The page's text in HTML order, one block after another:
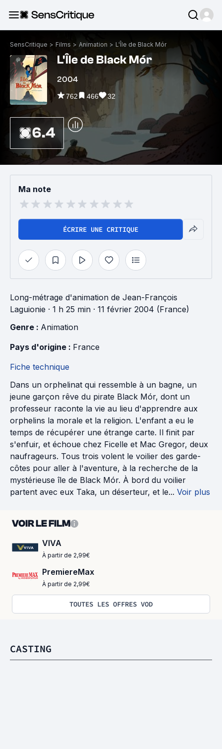
SensCritique > Films > Animation > L'Île de Black Mór
L'Île de Black Mór
2004
762 466 32
6.4
Ma note
ÉCRIRE UNE CRITIQUE
Long-métrage d'animation de Jean-François
Laguionie · 1 h 25 min · 11 février 2004 (France)
Genre : Animation
Pays d'origine : France
Fiche technique
Dans un orphelinat qui ressemble à un bagne, un
jeune garçon rêve du pirate Black Mór, dont un
professeur raconte la vie au lieu d'apprendre aux
orphelins la morale et la religion. L'enfant a eu le
temps de récupérer une étrange carte. Il finit par
s'enfuir, et échoue chez Ficelle et Mac Gregor, deux
naufrageurs. Tous trois volent le voilier des garde-
côtes pour aller à l'aventure, à la recherche de la
mystérieuse île de Black Mór. À bord du voilier
partent avec eux Taka, un déserteur, et le... Voir plus
VOIR LE FILM
VIVA
À partir de 2,99€
PremiereMax
À partir de 2,99€
TOUTES LES OFFRES VOD
CASTING